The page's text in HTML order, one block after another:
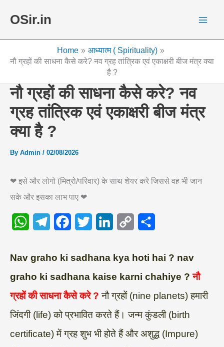
OSir.in
Home
आध्यात्म ( Spirituality)
नौ ग्रहों की साधना कैसे करे? नव ग्रह तांत्रिक एवं एकाक्षरी बीज मंत्र क्या
है ?
नौ ग्रहों की साधना कैसे करे? नव
ग्रह तांत्रिक एवं एकाक्षरी बीज मंत्र
क्या है ?
By Admin / 02/08/2026
❤ इसे और लोगो (मित्रो/परिवार) के साथ शेयर करे जिससे वह भी जान
सके और इसका लाभ पाए ❤
W
a
s
l
m
c
b
i
t
n
p
a
Nav graho ki sadhana kya hoti hai ? nav
graho ki sadhana kaise karni chahiye ?नौ
ग्रहों की साधना कैसे करे ? नौ ग्रहों (nine planets) हमारी
जिंदगी (life) को प्रभावित करते हैं। जन्म कुंडली (birth
certificate) में ग्रह शुभ भी होते हैं और अशुद्ध (Impure)